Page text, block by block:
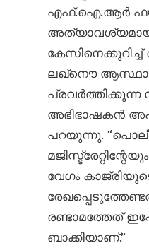
എഫ്.ഐ.ആർ
ലഖ്നൌ
അഭിഭാഷകൻ
പറയുന്നു.
വേഗം
രണ്ടാമത്തേത്
ബാക്കിയാണ്.”